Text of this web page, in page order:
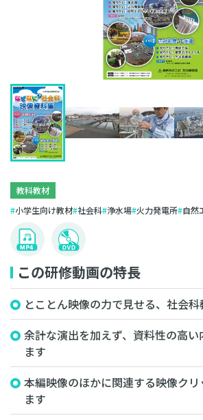
教科教材
小学生向け教材 社会科 浄水場 火力発電所 自然
この研修動画の特長
とことん映像の力で見せる、社会
余計な演出を加えず、資料性の高
ます
本編映像のほかに関連する映像ク
ます